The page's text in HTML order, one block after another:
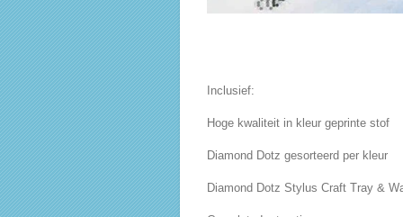
Inclusief:
Hoge kwaliteit in kleur geprinte stof
Diamond Dotz gesorteerd per kleur
Diamond Dotz Stylus Craft Tray &